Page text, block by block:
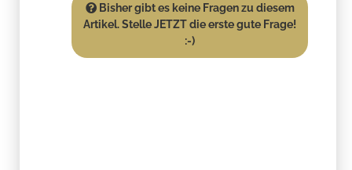
Bisher gibt es keine Fragen zu diesem
Artikel. Stelle JETZT die erste gute Frage!
:-)